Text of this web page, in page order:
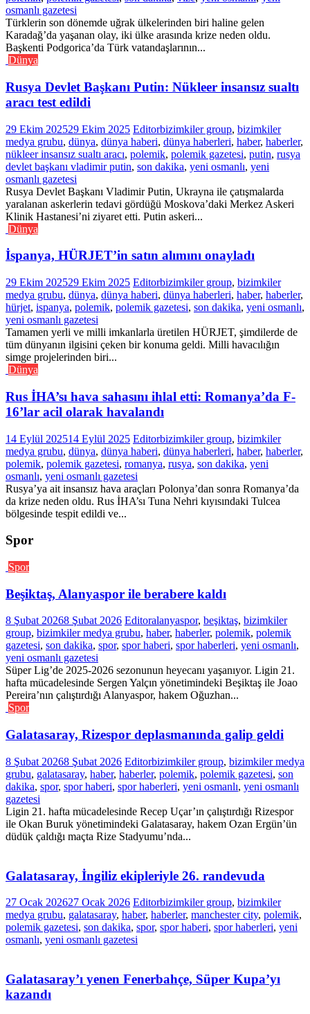
osmanlı gazetesi
Türklerin son dönemde uğrak ülkelerinden biri haline gelen
Karadağ’da yaşanan olay, iki ülke arasında krize neden oldu.
Başkenti Podgorica’da Türk vatandaşlarının...
Dünya
Rusya Devlet Başkanı Putin: Nükleer insansız sualtı
aracı test edildi
29 Ekim 202529 Ekim 2025 Editorbizimkiler group, bizimkiler
medya grubu, dünya, dünya haberi, dünya haberleri, haber, haberler,
nükleer insansız sualtı aracı, polemik, polemik gazetesi, putin, rusya
devlet başkanı vladimir putin, son dakika, yeni osmanlı, yeni
osmanlı gazetesi
Rusya Devlet Başkanı Vladimir Putin, Ukrayna ile çatışmalarda
yaralanan askerlerin tedavi gördüğü Moskova’daki Merkez Askeri
Klinik Hastanesi’ni ziyaret etti. Putin askeri...
Dünya
İspanya, HÜRJET’in satın alımını onayladı
29 Ekim 202529 Ekim 2025 Editorbizimkiler group, bizimkiler
medya grubu, dünya, dünya haberi, dünya haberleri, haber, haberler,
hürjet, ispanya, polemik, polemik gazetesi, son dakika, yeni osmanlı,
yeni osmanlı gazetesi
Tamamen yerli ve milli imkanlarla üretilen HÜRJET, şimdilerde de
tüm dünyanın ilgisini çeken bir konuma geldi. Milli havacılığın
simge projelerinden biri...
Dünya
Rus İHA’sı hava sahasını ihlal etti: Romanya’da F-
16’lar acil olarak havalandı
14 Eylül 202514 Eylül 2025 Editorbizimkiler group, bizimkiler
medya grubu, dünya, dünya haberi, dünya haberleri, haber, haberler,
polemik, polemik gazetesi, romanya, rusya, son dakika, yeni
osmanlı, yeni osmanlı gazetesi
Rusya’ya ait insansız hava araçları Polonya’dan sonra Romanya’da
da krize neden oldu. Rus İHA’sı Tuna Nehri kıyısındaki Tulcea
bölgesinde tespit edildi ve...
Spor
Spor
Beşiktaş, Alanyaspor ile berabere kaldı
8 Şubat 20268 Şubat 2026 Editoralanyaspor, beşiktaş, bizimkiler
group, bizimkiler medya grubu, haber, haberler, polemik, polemik
gazetesi, son dakika, spor, spor haberi, spor haberleri, yeni osmanlı,
yeni osmanlı gazetesi
Süper Lig’de 2025-2026 sezonunun heyecanı yaşanıyor. Ligin 21.
hafta mücadelesinde Sergen Yalçın yönetimindeki Beşiktaş ile Joao
Pereira’nın çalıştırdığı Alanyaspor, hakem Oğuzhan...
Spor
Galatasaray, Rizespor deplasmanında galip geldi
8 Şubat 20268 Şubat 2026 Editorbizimkiler group, bizimkiler medya
grubu, galatasaray, haber, haberler, polemik, polemik gazetesi, son
dakika, spor, spor haberi, spor haberleri, yeni osmanlı, yeni osmanlı
gazetesi
Ligin 21. hafta mücadelesinde Recep Uçar’ın çalıştırdığı Rizespor
ile Okan Buruk yönetimindeki Galatasaray, hakem Ozan Ergün’ün
düdük çaldığı maçta Rize Stadyumu’nda...
Galatasaray, İngiliz ekipleriyle 26. randevuda
27 Ocak 202627 Ocak 2026 Editorbizimkiler group, bizimkiler
medya grubu, galatasaray, haber, haberler, manchester city, polemik,
polemik gazetesi, son dakika, spor, spor haberi, spor haberleri, yeni
osmanlı, yeni osmanlı gazetesi
Galatasaray’ı yenen Fenerbahçe, Süper Kupa’yı
kazandı